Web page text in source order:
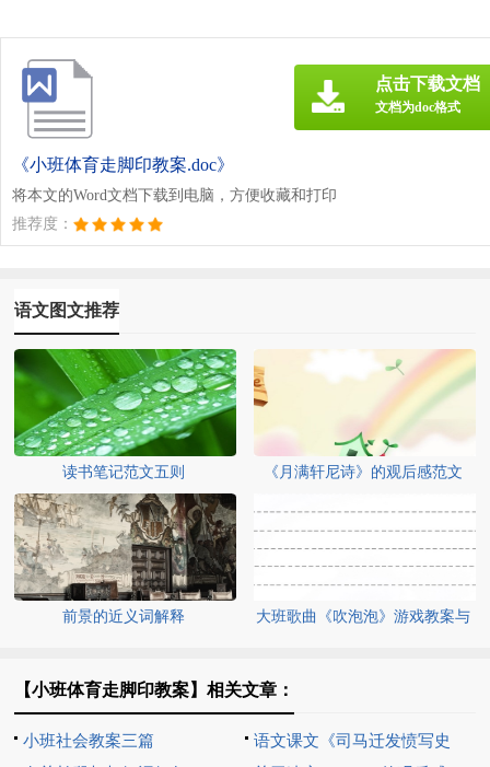
《小班体育走脚印教案.doc》
将本文的Word文档下载到电脑，方便收藏和打印
推荐度：
点击下载文档
文档为doc格式
语文图文推荐
读书笔记范文五则 《月满轩尼诗》的观后感范文
前景的近义词解释
大班歌曲《吹泡泡》游戏教案与
【小班体育走脚印教案】相关文章：
小班社会教案三篇
语文课文《司马迁发愤写史